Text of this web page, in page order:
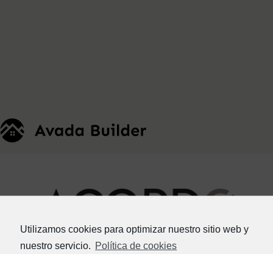
Utilizamos cookies para optimizar nuestro sitio web y
nuestro servicio. Política de cookies